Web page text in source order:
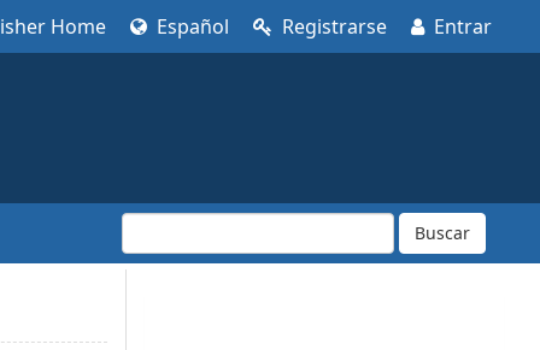
Home Español Registrarse Entrar
Buscar